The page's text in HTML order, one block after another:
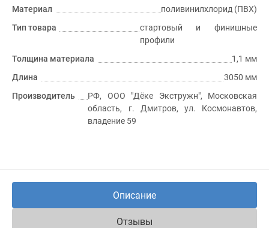
Материал
поливинилхлорид (ПВХ)
Тип товара
стартовый и финишные
профили
Толщина материала
1,1 мм
Длина
3050 мм
Производитель
РФ, ООО "Дёке Экстружн", Московская
область, г. Дмитров, ул. Космонавтов,
владение 59
Описание
Отзывы